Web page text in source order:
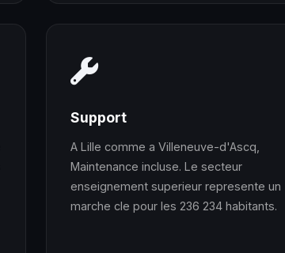
Support
A Lille comme a Villeneuve-d'Ascq,
Maintenance incluse. Le secteur
enseignement superieur represente un
marche cle pour les 236 234 habitants.